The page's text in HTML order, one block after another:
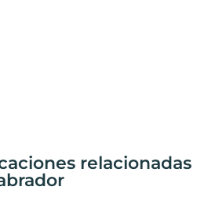
relacionadas